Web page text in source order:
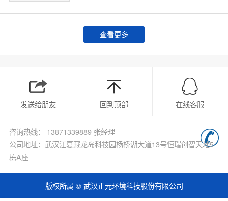
查看更多
发送给朋友 回到顶部 在线客服
咨询热线： 13871339889 张经理
公司地址：武汉江夏藏龙岛科技园杨桥湖大道13号恒瑞创智天地5
栋A座
版权所属 © 武汉正元环境科技股份有限公司